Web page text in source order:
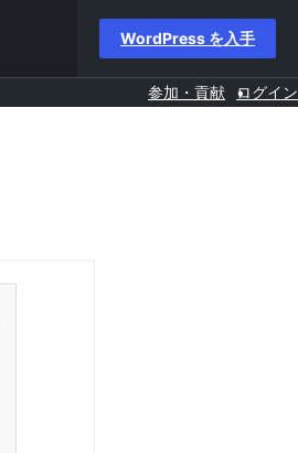
WordPress を入手
参加・貢献 ログイン